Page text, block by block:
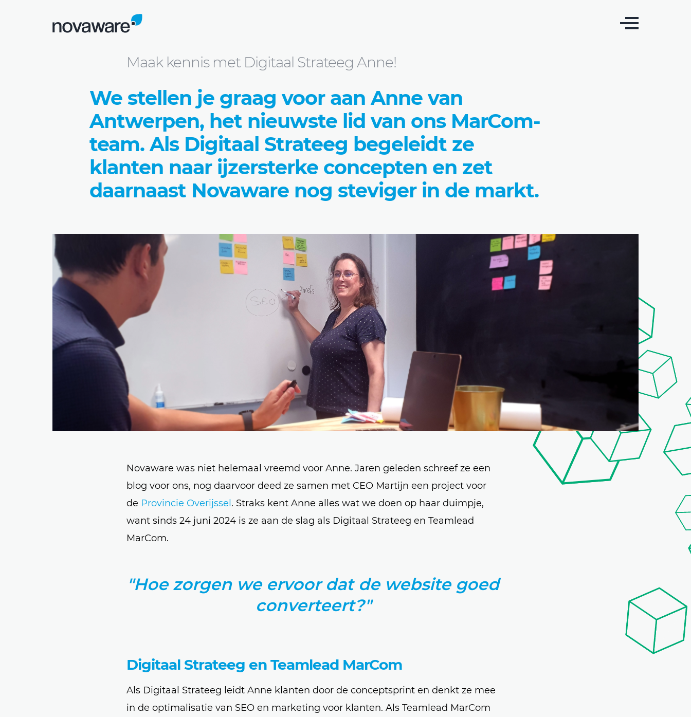
Blog Maak kennis met Digitaal Strateeg Anne!
Maak kennis met Digitaal Strateeg Anne!
We stellen je graag voor aan Anne van
Antwerpen, het nieuwste lid van ons MarCom-
team. Als Digitaal Strateeg begeleidt ze
klanten naar ijzersterke concepten en zet
daarnaast Novaware nog steviger in de markt.
Novaware was niet helemaal vreemd voor Anne. Jaren geleden schreef ze een
blog voor ons, nog daarvoor deed ze samen met CEO Martijn een project voor
de Provincie Overijssel . Straks kent Anne alles wat we doen op haar duimpje,
want sinds 24 juni 2024 is ze aan de slag als Digitaal Strateeg en Teamlead
MarCom.
"Hoe zorgen we ervoor dat de website goed
converteert?"
Digitaal Strateeg en Teamlead MarCom
Als Digitaal Strateeg leidt Anne klanten door de conceptsprint en denkt ze mee
in de optimalisatie van SEO en marketing voor klanten. Als Teamlead MarCom